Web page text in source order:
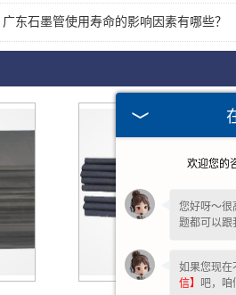
广东石墨管使用寿命的影响因素有哪些？
欢迎您的
您好呀～很
题都可以跟
如果您现在
信】 吧，咱